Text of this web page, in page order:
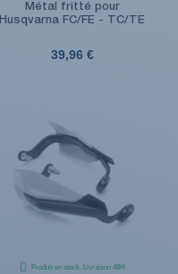
(1 avis)
Métal fritté pour
Husqvarna FC/FE - TC/TE
39,96 €
Produit en stock. Livraison 48H